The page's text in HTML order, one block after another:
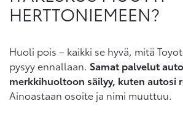
HERTTONIEMEEN?
Huoli pois – kaikki se hyvä, mitä
pysyy ennallaan. Samat palvelut
merkkihuoltoon säilyy, kuten autosi
Ainoastaan osoite ja nimi muuttuu.